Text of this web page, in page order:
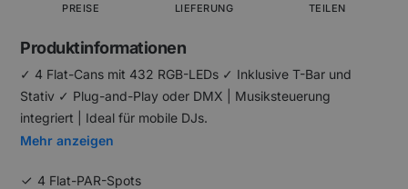
PREISE LIEFERUNG TEILEN
Produktinformationen
✓ 4 Flat-Cans mit 432 RGB-LEDs ✓ Inklusive T-Bar und
Stativ ✓ Plug-and-Play oder DMX | Musiksteuerung
integriert | Ideal für mobile DJs.
Mehr anzeigen
4 Flat-PAR-Spots